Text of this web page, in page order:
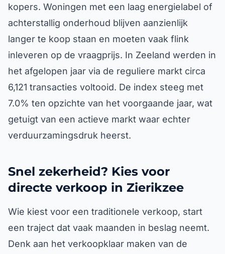
kopers. Woningen met een laag energielabel of
achterstallig onderhoud blijven aanzienlijk
langer te koop staan en moeten vaak flink
inleveren op de vraagprijs. In Zeeland werden in
het afgelopen jaar via de reguliere markt circa
6,121 transacties voltooid. De index steeg met
7.0% ten opzichte van het voorgaande jaar, wat
getuigt van een actieve markt waar echter
verduurzamingsdruk heerst.
Snel zekerheid? Kies voor
directe verkoop in Zierikzee
Wie kiest voor een traditionele verkoop, start
een traject dat vaak maanden in beslag neemt.
Denk aan het verkoopklaar maken van de